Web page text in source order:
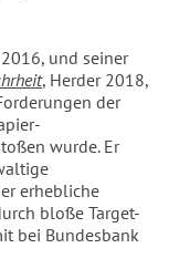
und seiner
, Herder 2018,
der
wurde. Er
erhebliche
bloße Target-
bei Bundesbank